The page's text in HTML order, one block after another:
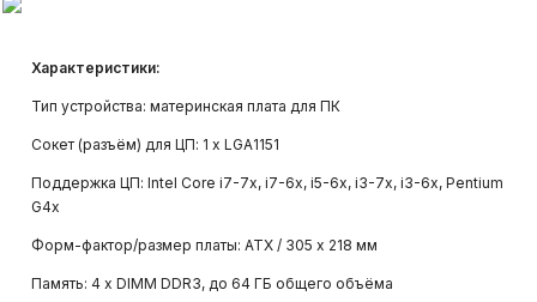
Характеристики:
Тип устройства: материнская плата для ПК
Сокет (разъём) для ЦП: 1 x LGA1151
Поддержка ЦП: Intel Core i7-7x, i7-6x, i5-6x, i3-7x, i3-6x, Pentium
G4x
Форм-фактор/размер платы: ATX / 305 х 218 мм
Память: 4 х DIMM DDR3, до 64 ГБ общего объёма